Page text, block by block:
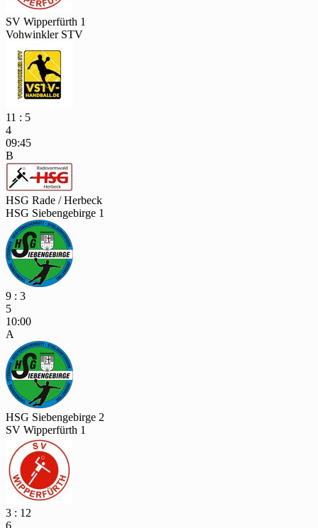
SV Wipperfürth 1
Vohwinkler STV
11 : 5
4
09:45
B
HSG Rade / Herbeck
HSG Siebengebirge 1
9 : 3
5
10:00
A
HSG Siebengebirge 2
SV Wipperfürth 1
3 : 12